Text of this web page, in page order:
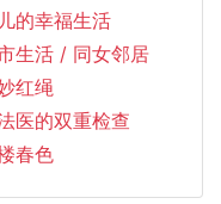
的幸福生活
活 / 同女邻居第一次性交
红绳
医的双重检查
春色